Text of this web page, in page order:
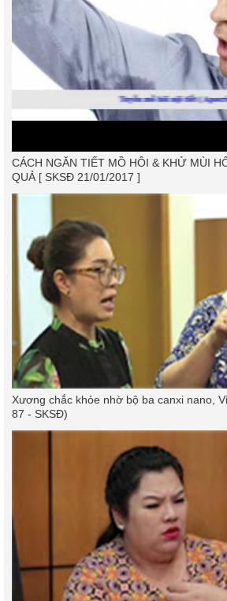
CÁCH NGĂN TIẾT MỒ HÔI & KHỬ MÙI
QUẢ [ SKSĐ 21/01/2017 ]
Xương chắc khỏe nhờ bộ ba canxi nano,
87 - SKSĐ)